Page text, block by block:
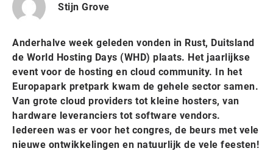
Stijn Grove
Anderhalve week geleden vonden in Rust, Duitsland
de World Hosting Days (WHD) plaats. Het jaarlijkse
event voor de hosting en cloud community. In het
Europapark pretpark kwam de gehele sector samen.
Van grote cloud providers tot kleine hosters, van
hardware leveranciers tot software vendors.
Iedereen was er voor het congres, de beurs met vele
nieuwe ontwikkelingen en natuurlijk de vele feesten!